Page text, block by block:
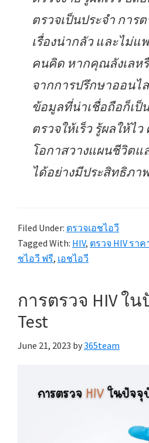
ตรวจเป็นประจำ การต
เรื่องน่ากลัว และไม่แ
คนคิด หากคุณลังเลห
จากการปรึกษาออนไ
ข้อมูลที่น่าเชื่อถือก็เป็
ตรวจให้เร็ว รู้ผลให้ไ
โอกาสวางแผนชีวิตแ
ได้อย่างมีประสิทธิภาพ
Filed Under: ตรวจเอชไอวี
Tagged With: HIV, ตรวจ HIV ราค
ชไอวี ฟรี, เอชไอวี
การตรวจ HIV ใ
Test
June 21, 2023 by365team